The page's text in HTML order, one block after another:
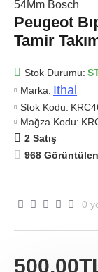
Peugeot
Tamir
Stok Durumu:
Marka: Ithal
Stok Kodu:
Mağza Kodu:
2 Satış
968
0